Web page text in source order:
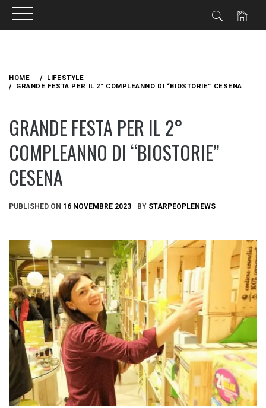
content
HOME
LIFESTYLE
GRANDE FESTA PER IL 2° COMPLEANNO DI “BIOSTORIE” CESENA
GRANDE FESTA PER IL 2°
COMPLEANNO DI “BIOSTORIE”
CESENA
PUBLISHED ON 16 NOVEMBRE 2023 BY STARPEOPLENEWS